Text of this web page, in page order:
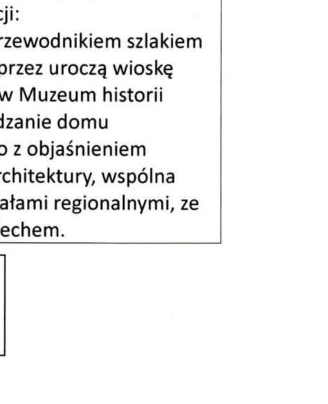
Atrakcje Turystyczne
Informacja Turystyczna
Poznaj Piechowice
Karkonosze
Wirtualny spacer
Piechowice
Rokytnice nad Jizerou